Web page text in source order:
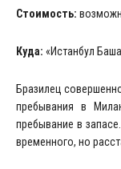
Стоимость:
Куда: «Истанбул
Бразилец
пребывания в
пребывание в
временного, но